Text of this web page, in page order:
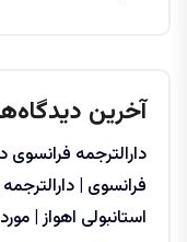
آخرین
دارالترجمه
فرانسوی |
استانبولی اهواز |